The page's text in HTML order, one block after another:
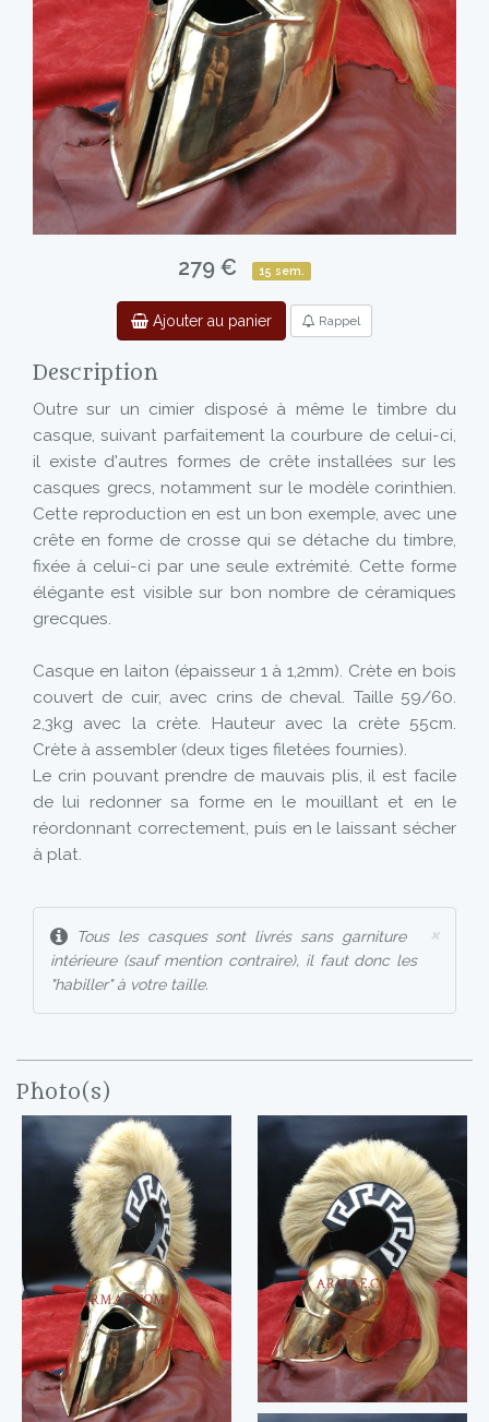
279 € 15 sem.
Ajouter au panier Rappel
Description
Outre sur un cimier disposé à même le timbre du
casque, suivant parfaitement la courbure de celui-ci,
il existe d'autres formes de crête installées sur les
casques grecs, notamment sur le modèle corinthien.
Cette reproduction en est un bon exemple, avec une
crête en forme de crosse qui se détache du timbre,
fixée à celui-ci par une seule extrémité. Cette forme
élégante est visible sur bon nombre de céramiques
grecques.
Casque en laiton (épaisseur 1 à 1,2mm). Crète en bois
couvert de cuir, avec crins de cheval. Taille 59/60.
2,3kg avec la crète. Hauteur avec la crète 55cm.
Crète à assembler (deux tiges filetées fournies).
Le crin pouvant prendre de mauvais plis, il est facile
de lui redonner sa forme en le mouillant et en le
réordonnant correctement, puis en le laissant sécher
à plat.
×
Tous les casques sont livrés sans garniture
intérieure (sauf mention contraire), il faut donc les
"habiller" à votre taille.
Photo(s)